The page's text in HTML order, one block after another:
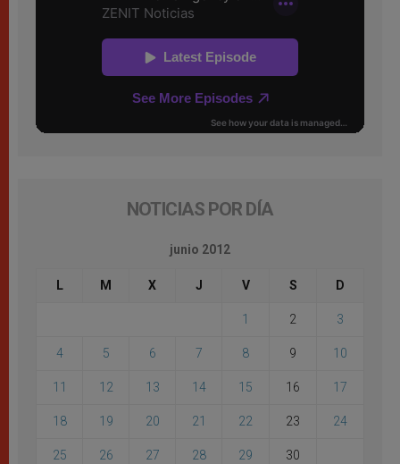
NOTICIAS POR DÍA
junio 2012
L M X J V S D
1 2 3
4 5 6 7 8 9 10
11 12 13 14 15 16 17
18 19 20 21 22 23 24
25 26 27 28 29 30